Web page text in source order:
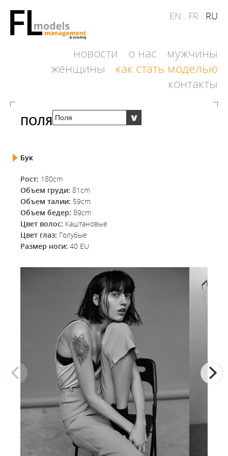
EN . FR . RU
новости о нас
мужчины
женщины
как стать моделью
контакты
ПОЛЯ
Бук
Рост: 180cm
Объем груди: 81cm
Объем талии: 59cm
Объем бедер: 89cm
Цвет волос: Каштановые
Цвет глаз: Голубые
Размер ноги: 40 EU